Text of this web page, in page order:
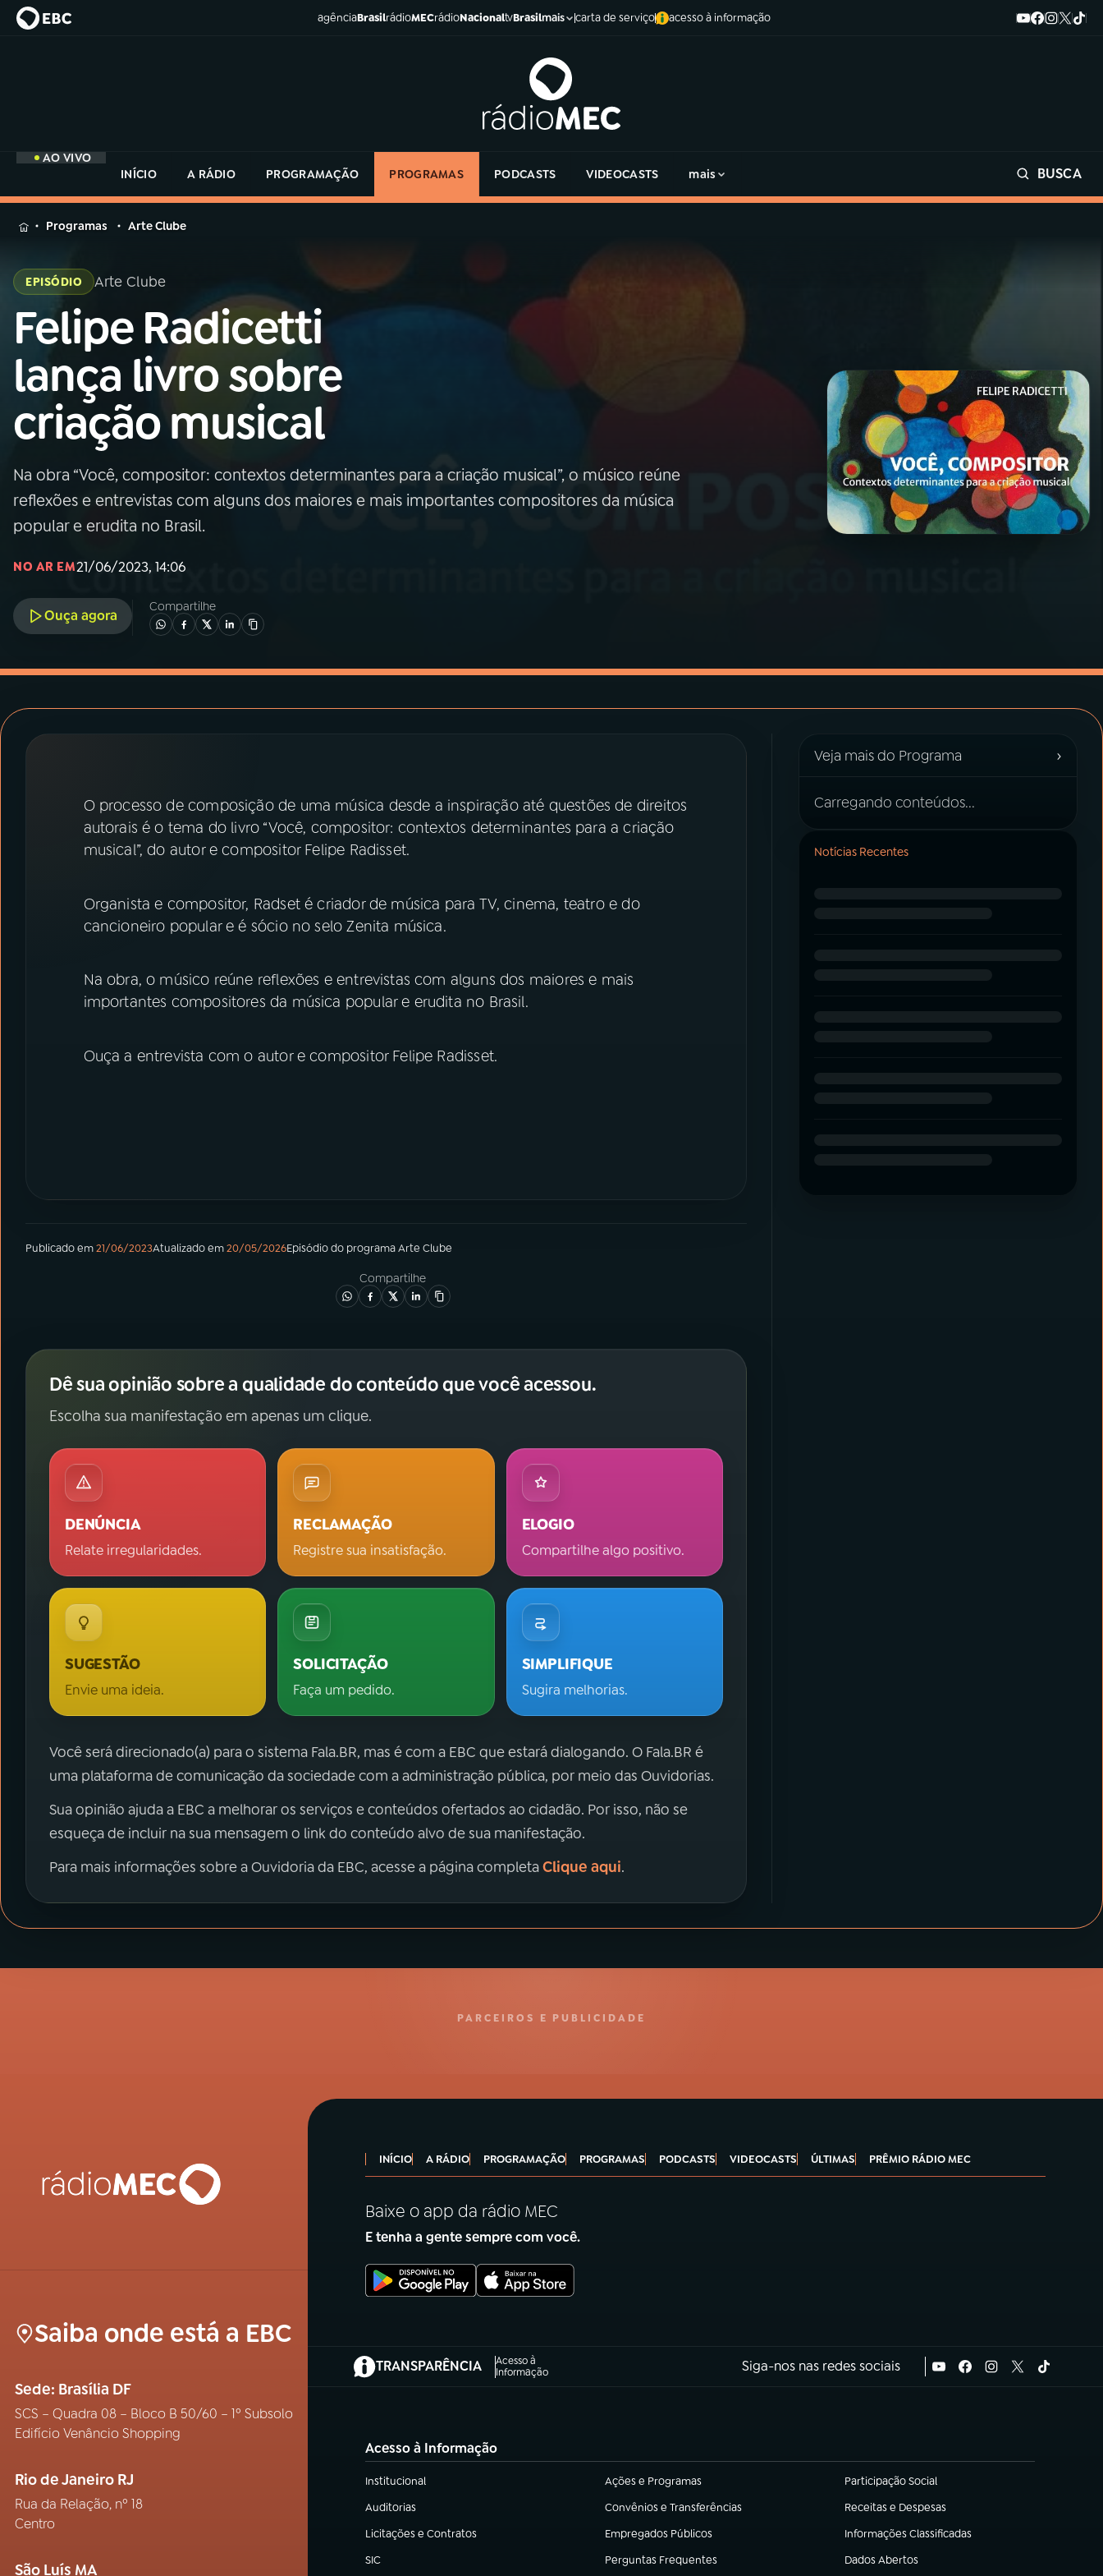
agênciaBrasilrádioMECrádioNacionaltvBrasilmais carta de serviço acesso à informação
AO VIVO
INÍCIO
A RÁDIO PROGRAMAÇÃO PROGRAMAS PODCASTS VIDEOCASTS mais BUSCA
MENU
Buscar
na
Rádio
MEC
Buscar
01 INÍCIO
A RÁDIO
03PROGRAMAÇÃO
PROGRAMAS
PODCASTS
ACOMPANHE A RÁDIO MEC
Instagram X
na
Rádio
Programas Arte Clube
EPISÓDIO Arte Clube
Felipe Radicetti
lança livro sobre
criação musical
Na obra “Você, compositor: contextos determinantes para a criação musical”, o músico reúne
reflexões e entrevistas com alguns dos maiores e mais importantes compositores da música
popular e erudita no Brasil.
NO AR EM21/06/2023, 14:06
Ouça agora
Compartilhe
O processo de composição de uma música desde a inspiração até questões de direitos
autorais é o tema do livro “Você, compositor: contextos determinantes para a criação
musical”, do autor e compositor Felipe Radisset.
Organista e compositor, Radset é criador de música para TV, cinema, teatro e do
cancioneiro popular e é sócio no selo Zenita música.
Na obra, o músico reúne reflexões e entrevistas com alguns dos maiores e mais
importantes compositores da música popular e erudita no Brasil.
Ouça a entrevista com o autor e compositor Felipe Radisset.
Publicado em21/06/2023Atualizado em20/05/2026Episódiodo programaArte Clube
Compartilhe
Dê sua opinião sobre a qualidade do conteúdo que você acessou.
Escolha sua manifestação em apenas um clique.
DENÚNCIA
Relate irregularidades.
RECLAMAÇÃO
Registre sua insatisfação.
ELOGIO
Compartilhe algo positivo.
SUGESTÃO
Envie uma ideia.
SOLICITAÇÃO
Faça um pedido.
SIMPLIFIQUE
Sugira melhorias.
Você será direcionado(a) para o sistema Fala.BR, mas é com a EBC que estará dialogando. O Fala.BR é
uma plataforma de comunicação da sociedade com a administração pública, por meio das Ouvidorias.
Sua opinião ajuda a EBC a melhorar os serviços e conteúdos ofertados ao cidadão. Por isso, não se
esqueça de incluir na sua mensagem o link do conteúdo alvo de sua manifestação.
Para mais informações sobre a Ouvidoria da EBC, acesse a página completaClique aqui.
Veja mais do Programa ›
Carregando conteúdos...
Notícias Recentes
PARCEIROS E PUBLICIDADE
Saiba onde está a EBC
Sede: Brasília DF
SCS – Quadra 08 – Bloco B 50/60 – 1º Subsolo
Edifício Venâncio Shopping
Rio de Janeiro RJ
Rua da Relação, nº 18
Centro
São Luís MA
INÍCIO A RÁDIO PROGRAMAÇÃO PROGRAMAS PODCASTS VIDEOCASTS ÚLTIMAS PRÊMIO RÁDIO MEC
Baixe o app da rádio MEC
E tenha a gente sempre com você.
TRANSPARÊNCIA
Acesso à
Informação
(abre em nova aba) Siga-nos nas redes sociais
Acesso à Informação
Institucional
(abre em nova aba) Ações e Programas
(abre em nova aba) Participação Social
(abre em nova aba)
Auditorias
(abre em nova aba) Convênios e Transferências
(abre em nova aba) Receitas e Despesas
(abre em nova aba)
Licitações e Contratos
(abre em nova aba) Empregados Públicos
(abre em nova aba) Informações Classificadas
(abre em nova aba)
SIC
(abre em nova aba) Perguntas Frequentes
(abre em nova aba) Dados Abertos
(abre em nova aba)